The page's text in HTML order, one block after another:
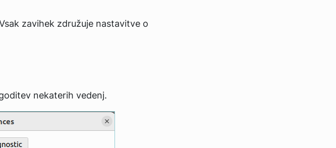
zavihek združuje nastavitve o
nekaterih vedenj.